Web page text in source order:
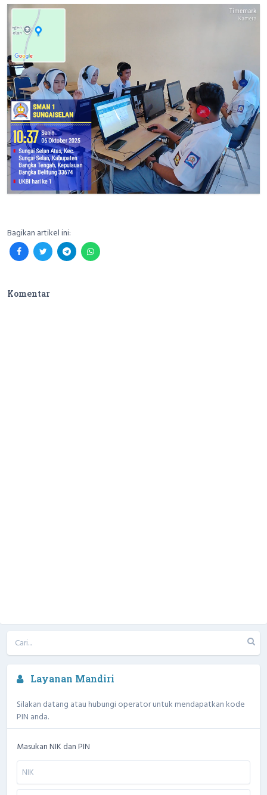
Bagikan artikel ini:
Komentar
Layanan Mandiri
Silakan datang atau hubungi operator untuk mendapatkan kode
PIN anda.
Masukan NIK dan PIN